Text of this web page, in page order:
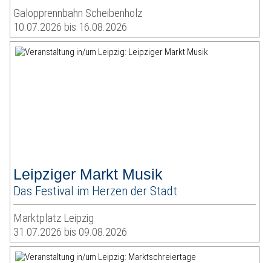
Galopprennbahn Scheibenholz
10.07.2026 bis 16.08.2026
Leipziger Markt Musik
Das Festival im Herzen der Stadt
Marktplatz Leipzig
31.07.2026 bis 09.08.2026